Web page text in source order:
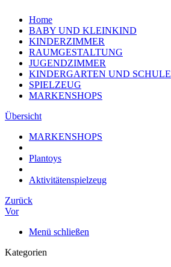
Home
BABY UND KLEINKIND
KINDERZIMMER
RAUMGESTALTUNG
JUGENDZIMMER
KINDERGARTEN UND SCHULE
SPIELZEUG
MARKENSHOPS
Übersicht
MARKENSHOPS
Plantoys
Aktivitätenspielzeug
Zurück
Vor
Menü schließen
Kategorien